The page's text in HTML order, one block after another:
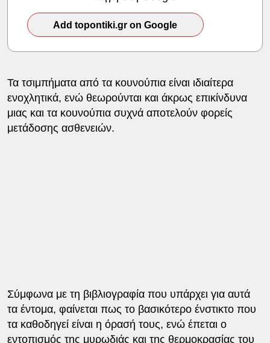
Add topontiki.gr on Google
Τα τσιμπήματα από τα κουνούπια είναι ιδιαίτερα
ενοχλητικά, ενώ θεωρούνται και άκρως επικίνδυνα
μιας και τα κουνούπια συχνά αποτελούν φορείς
μετάδοσης ασθενειών.
Σύμφωνα με τη βιβλιογραφία που υπάρχει για αυτά
τα έντομα, φαίνεται πως το βασικότερο ένστικτο που
τα καθοδηγεί είναι η όρασή τους, ενώ έπεται ο
εντοπισμός της μυρωδιάς και της θερμοκρασίας του